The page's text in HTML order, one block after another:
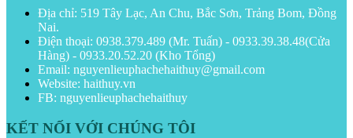
Địa chỉ: 519 Tây Lạc, An Chu, Bắc Sơn, Trảng Bom, Đồng
Nai.
Điện thoại: 0938.379.489 (Mr. Tuấn) - 0933.39.38.48(Cửa
Hàng) - 0933.20.52.20 (Kho Tổng)
Email: nguyenlieuphachehaithuy@gmail.com
Website: haithuy.vn
FB: nguyenlieuphachehaithuy
KẾT NỐI VỚI CHÚNG TÔI